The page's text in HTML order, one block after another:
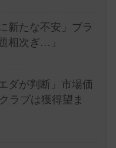
新たな不安」ブラ
相次ぎ…」
ダが判断」市場価
ラブは獲得望ま